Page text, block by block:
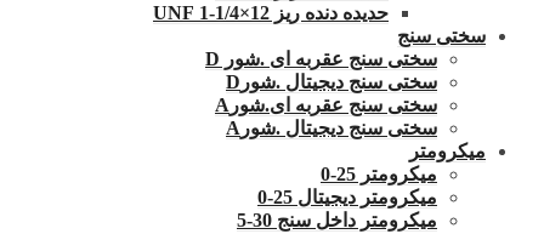
حدیده دنده ریز 12×1/4-1 UNF
سختی سنج
سختی سنج عقربه ای .شور D
سختی سنج دیجیتال .شورD
سختی سنج عقربه ای.شورA
سختی سنج دیجیتال .شورA
میکرومتر
میکرومتر 25-0
میکرومتر دیجیتال 25-0
میکرومتر داخل سنج 30-5